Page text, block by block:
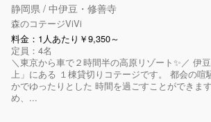
静岡県 / 中伊豆・修善寺
森のコテージViVi
料金：1人あたり￥9,350～
定員：4名
＼東京から車で２時間半の高原リゾート✨／ 伊
上」にある １棟貸切りコテージです。 都会の喧
かでゆったりとした 時間を過ごすことができま
め、...